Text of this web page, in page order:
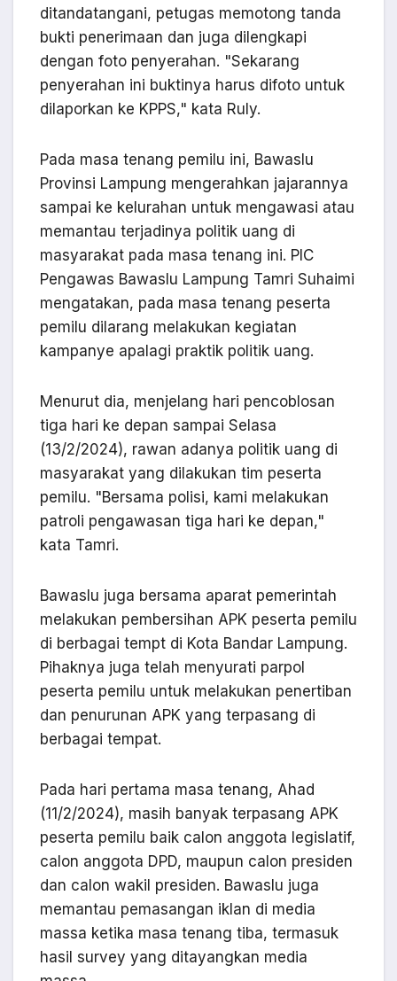
ditandatangani, petugas memotong tanda
bukti penerimaan dan juga dilengkapi
dengan foto penyerahan. "Sekarang
penyerahan ini buktinya harus difoto untuk
dilaporkan ke KPPS," kata Ruly.
Pada masa tenang pemilu ini, Bawaslu
Provinsi Lampung mengerahkan jajarannya
sampai ke kelurahan untuk mengawasi atau
memantau terjadinya politik uang di
masyarakat pada masa tenang ini. PIC
Pengawas Bawaslu Lampung Tamri Suhaimi
mengatakan, pada masa tenang peserta
pemilu dilarang melakukan kegiatan
kampanye apalagi praktik politik uang.
Menurut dia, menjelang hari pencoblosan
tiga hari ke depan sampai Selasa
(13/2/2024), rawan adanya politik uang di
masyarakat yang dilakukan tim peserta
pemilu. "Bersama polisi, kami melakukan
patroli pengawasan tiga hari ke depan,"
kata Tamri.
Bawaslu juga bersama aparat pemerintah
melakukan pembersihan APK peserta pemilu
di berbagai tempt di Kota Bandar Lampung.
Pihaknya juga telah menyurati parpol
peserta pemilu untuk melakukan penertiban
dan penurunan APK yang terpasang di
berbagai tempat.
Pada hari pertama masa tenang, Ahad
(11/2/2024), masih banyak terpasang APK
peserta pemilu baik calon anggota legislatif,
calon anggota DPD, maupun calon presiden
dan calon wakil presiden. Bawaslu juga
memantau pemasangan iklan di media
massa ketika masa tenang tiba, termasuk
hasil survey yang ditayangkan media